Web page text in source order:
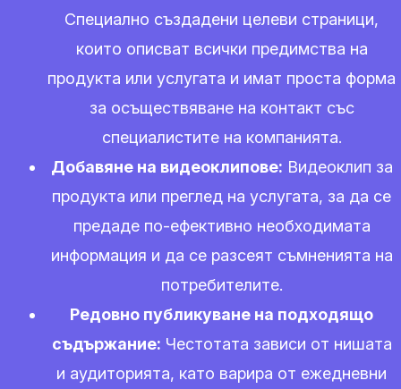
Специално създадени целеви страници,
които описват всички предимства на
продукта или услугата и имат проста форма
за осъществяване на контакт със
специалистите на компанията.
Добавяне на видеоклипове: Видеоклип за
продукта или преглед на услугата, за да се
предаде по-ефективно необходимата
информация и да се разсеят съмненията на
потребителите.
Редовно публикуване на подходящо
съдържание: Честотата зависи от нишата
и аудиторията, като варира от ежедневни